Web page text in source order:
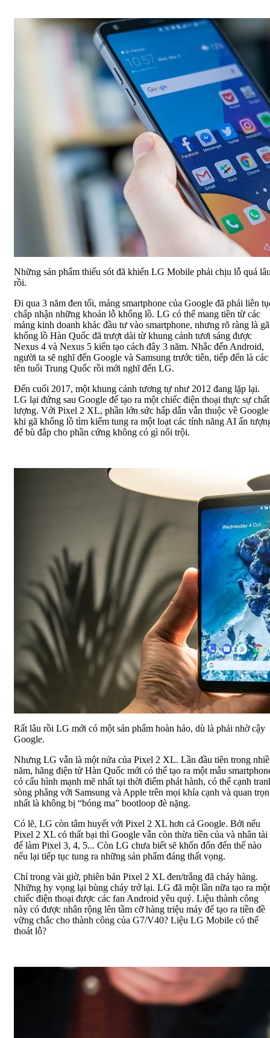
Những sản phẩm thiếu sót đã khiến LG Mobile phải chịu lỗ quá
rồi.
Đi qua 3 năm đen tối, mảng smartphone của Google đã phải liên
chấp nhận những khoản lỗ khổng lồ. LG có thể mang tiền từ các
mảng kinh doanh khác đầu tư vào smartphone, nhưng rõ ràng là gã
khổng lồ Hàn Quốc đã trượt dài từ khung cảnh tươi sáng được
Nexus 4 và Nexus 5 kiến tạo cách đây 3 năm. Nhắc đến Android,
người ta sẽ nghĩ đến Google và Samsung trước tiên, tiếp đến là các
tên tuổi Trung Quốc rồi mới nghĩ đến LG.
Đến cuối 2017, một khung cảnh tương tự như 2012 đang lặp lại.
LG lại đứng sau Google để tạo ra một chiếc điện thoại thực sự chất
lượng. Với Pixel 2 XL, phần lớn sức hấp dẫn vẫn thuộc về Google
khi gã khổng lồ tìm kiếm tung ra một loạt các tính năng AI ấn
để bù đắp cho phần cứng không có gì nổi trội.
Rất lâu rồi LG mới có một sản phẩm hoàn hảo, dù là phải nhờ cậy
Google.
Nhưng LG vẫn là một nửa của Pixel 2 XL. Lần đầu tiên trong
năm, hãng điện tử Hàn Quốc mới có thể tạo ra một mẫu
có cấu hình mạnh mẽ nhất tại thời điểm phát hành, có thể cạnh
sòng phẳng với Samsung và Apple trên mọi khía cạnh và quan
nhất là không bị “bóng ma” bootloop đè nặng.
Có lẽ, LG còn tâm huyết với Pixel 2 XL hơn cả Google. Bởi nếu
Pixel 2 XL có thất bại thì Google vẫn còn thừa tiền của và nhân tài
để làm Pixel 3, 4, 5... Còn LG chưa biết sẽ khốn đốn đến thế nào
nếu lại tiếp tục tung ra những sản phẩm đáng thất vọng.
Chỉ trong vài giờ, phiên bản Pixel 2 XL đen/trắng đã cháy hàng.
Những hy vọng lại bùng cháy trở lại. LG đã một lần nữa tạo ra một
chiếc điện thoại được các fan Android yêu quý. Liệu thành công
này có được nhân rộng lên tầm cỡ hàng triệu máy để tạo ra tiền đề
vững chắc cho thành công của G7/V40? Liệu LG Mobile có thể
thoát lỗ?